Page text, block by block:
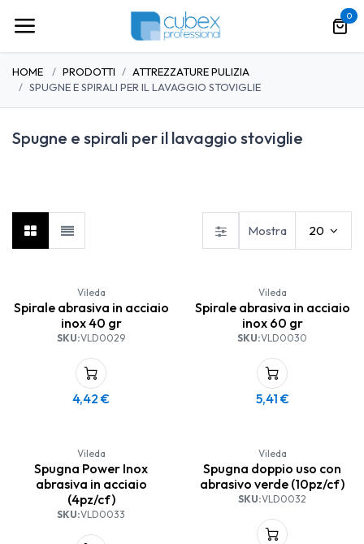
0
HOME PRODOTTI
ATTREZZATURE PULIZIA
SPUGNE E SPIRALI PER IL LAVAGGIO STOVIGLIE
Spugne e spirali per il lavaggio stoviglie
Mostra 20
Vileda
Spirale abrasiva in acciaio
inox 40 gr
SKU:VLD0029
4,42 €
Vileda
Spirale abrasiva in acciaio
inox 60 gr
SKU:VLD0030
5,41 €
Vileda
Spugna Power Inox
abrasiva in acciaio
(4pz/cf)
SKU:VLD0033
Vileda
Spugna doppio uso con
abrasivo verde (10pz/cf)
SKU:VLD0032